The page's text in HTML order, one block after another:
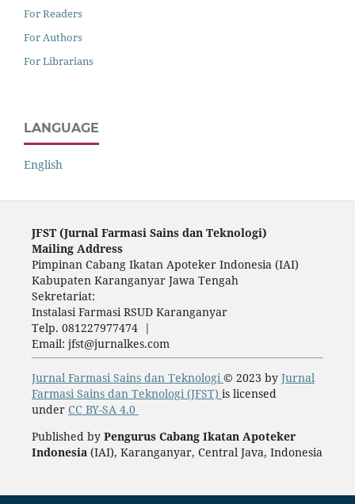
For Readers
For Authors
For Librarians
LANGUAGE
English
JFST (Jurnal Farmasi Sains dan Teknologi)
Mailing Address
Pimpinan Cabang Ikatan Apoteker Indonesia (IAI)
Kabupaten Karanganyar Jawa Tengah
Sekretariat:
Instalasi Farmasi RSUD Karanganyar
Telp. 081227977474 |
Email: jfst@jurnalkes.com
Jurnal Farmasi Sains dan Teknologi© 2023 by Jurnal
Farmasi Sains dan Teknologi (JFST) is licensed
under CC BY-SA 4.0
Published by Pengurus Cabang Ikatan Apoteker
Indonesia(IAI), Karanganyar, Central Java, Indonesia